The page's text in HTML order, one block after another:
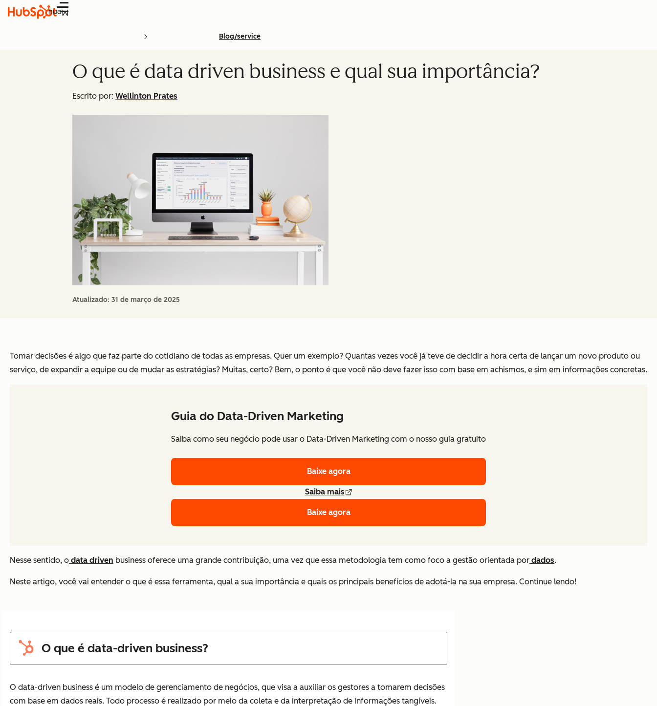
Menu
Blog/service
O que é data driven business e qual sua importância?
Escrito por: Wellinton Prates
Atualizado: 31 de março de 2025
Tomar decisões é algo que faz parte do cotidiano de todas as empresas. Quer um exemplo? Quantas vezes você já teve de decidir a hora certa de lançar um novo produto ou
serviço, de expandir a equipe ou de mudar as estratégias? Muitas, certo? Bem, o ponto é que você não deve fazer isso com base em achismos, e sim em informações concretas.
Guia do Data-Driven Marketing
Saiba como seu negócio pode usar o Data-Driven Marketing com o nosso guia gratuito
Baixe agora
Saiba mais
Baixe agora
Nesse sentido, o data driven business oferece uma grande contribuição, uma vez que essa metodologia tem como foco a gestão orientada por dados.
Neste artigo, você vai entender o que é essa ferramenta, qual a sua importância e quais os principais benefícios de adotá-la na sua empresa. Continue lendo!
O que é data-driven business?
O data-driven business é um modelo de gerenciamento de negócios, que visa a auxiliar os gestores a tomarem decisões
com base em dados reais. Todo processo é realizado por meio da coleta e da interpretação de informações tangíveis.